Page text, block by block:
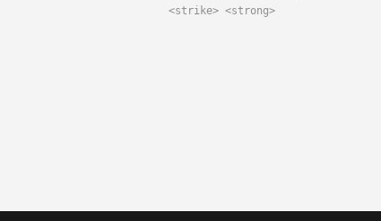
<strike> <strong>